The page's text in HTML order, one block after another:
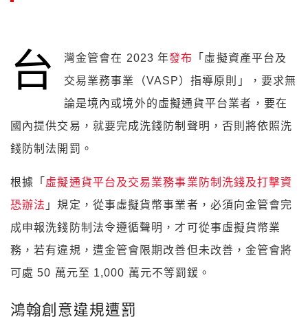
台 灣金管會在 2023 年發布
「虛擬資產平台及
交易業務事業（VASP）指導原則」，要求無
論是境內或境外的虛擬通貨平台業者，要在
國內提供交易，就要完成洗錢防制聲明，否則將依照洗
錢防制法開罰。
根據「 虛擬通貨平台及交易業務事業防制洗錢及打擊資
恐辦法 」規定，從事虛擬貨幣事業者，必須向金管會完
成申報洗錢防制法令遵循聲明，才可從事虛擬貨幣業
務，若有違規，遭金管會限期改善但未改善，金管會將
可處 50 萬元至 1,000 萬元不等罰鍰。
鴻翰創意違規遭罰